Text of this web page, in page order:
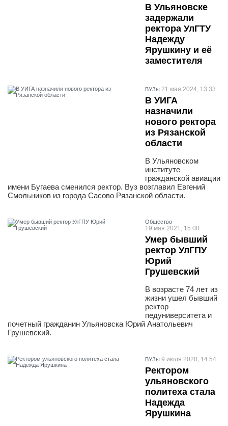
В Ульяновске
задержали
ректора УлГТУ
Надежду
Ярушкину и её
заместителя
ВУЗы 21 мая 2024, 13:33
В УИГА
назначили
нового ректора
из Рязанской
области
В Ульяновском
институте
гражданской авиации
имени Бугаева сменился ректор. Вуз возглавил Евгений
Смольников из города Сасово Рязанской области.
Общество
19 мая 2021, 15:00
Умер бывший
ректор УлГПУ
Юрий
Грушевский
В возрасте 74 лет из
жизни ушел бывший
ректор
педуниверситета и
почетный гражданин Ульяновска Юрий Анатольевич
Грушевский.
ВУЗы 9 июля 2020, 14:54
Ректором
ульяновского
политеха стала
Надежда
Ярушкина